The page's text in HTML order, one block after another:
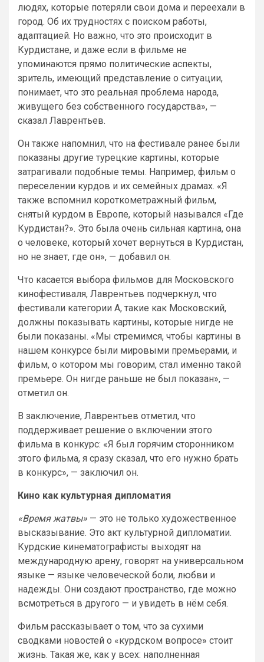
людях, которые потеряли свои дома и переехали в
город. Об их трудностях с поиском работы,
адаптацией. Но важно, что это происходит в
Курдистане, и даже если в фильме не
упоминаются прямо политические аспекты,
зритель, имеющий представление о ситуации,
понимает, что это реальная проблема народа,
живущего без собственного государства», —
сказал Лаврентьев.
Он также напомнил, что на фестивале ранее были
показаны другие турецкие картины, которые
затрагивали подобные темы. Например, фильм о
переселении курдов и их семейных драмах. «Я
также вспомнил короткометражный фильм,
снятый курдом в Европе, который назывался «Где
Курдистан?». Это была очень сильная картина, она
о человеке, который хочет вернуться в Курдистан,
но не знает, где он», — добавил он.
Что касается выбора фильмов для Московского
кинофестиваля, Лаврентьев подчеркнул, что
фестивали категории А, такие как Московский,
должны показывать картины, которые нигде не
были показаны. «Мы стремимся, чтобы картины в
нашем конкурсе были мировыми премьерами, и
фильм, о котором мы говорим, стал именно такой
премьере. Он нигде раньше не был показан», —
отметил он.
В заключение, Лаврентьев отметил, что
поддерживает решение о включении этого
фильма в конкурс: «Я был горячим сторонником
этого фильма, я сразу сказал, что его нужно брать
в конкурс», — заключил он.
Кино как культурная дипломатия
«Время жатвы» — это не только художественное
высказывание. Это акт культурной дипломатии.
Курдские кинематографисты выходят на
международную арену, говорят на универсальном
языке — языке человеческой боли, любви и
надежды. Они создают пространство, где можно
всмотреться в другого — и увидеть в нём себя.
Фильм рассказывает о том, что за сухими
сводками новостей о «курдском вопросе» стоит
жизнь. Такая же, как у всех: наполненная